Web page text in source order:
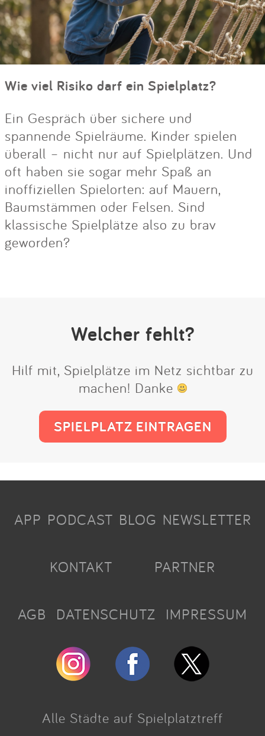
Wie viel Risiko darf ein Spielplatz?
Ein Gespräch über sichere und
spannende Spielräume. Kinder spielen
überall – nicht nur auf Spielplätzen. Und
oft haben sie sogar mehr Spaß an
inoffiziellen Spielorten: auf Mauern,
Baumstämmen oder Felsen. Sind
klassische Spielplätze also zu brav
geworden?
Welcher fehlt?
Hilf mit, Spielplätze im Netz sichtbar zu
machen! Danke
SPIELPLATZ EINTRAGEN
APP PODCAST BLOG NEWSLETTER
KONTAKT PARTNER
AGB DATENSCHUTZ IMPRESSUM
Alle Städte auf Spielplatztreff